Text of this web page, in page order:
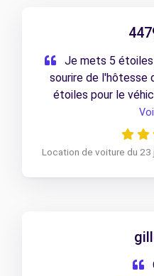
Je mets 5
sourire de l'hôtesse
étoiles pour le
freinage d'urgence
surgir de sous le
un étui a moitié
entreprises mais
Location de voiture du